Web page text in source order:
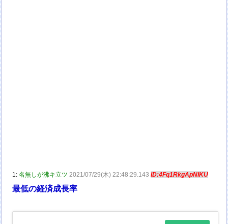
1:名無しが沸キ立ツ 2021/07/29(木) 22:48:29.143ID:4Fq1RkgApNIKU
最低の経済成長率